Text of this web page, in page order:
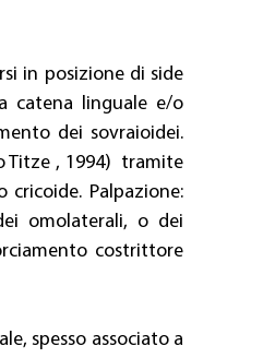
in posizione di side
catena linguale e/o
dei sovraioidei.
Titze , 1994)  tramite
Palpazione:
omolaterali, o dei
costrittore
spesso associato a